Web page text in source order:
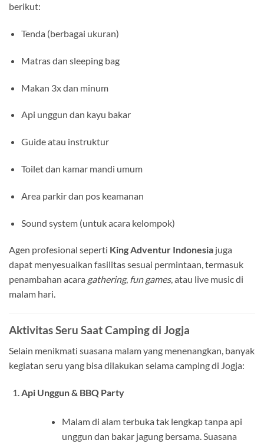
berikut:
Tenda (berbagai ukuran)
Matras dan sleeping bag
Makan 3x dan minum
Api unggun dan kayu bakar
Guide atau instruktur
Toilet dan kamar mandi umum
Area parkir dan pos keamanan
Sound system (untuk acara kelompok)
Agen profesional seperti King Adventur Indonesia juga
dapat menyesuaikan fasilitas sesuai permintaan, termasuk
penambahan acara gathering, fun games, atau live music di
malam hari.
Aktivitas Seru Saat Camping di Jogja
Selain menikmati suasana malam yang menenangkan, banyak
kegiatan seru yang bisa dilakukan selama camping di Jogja:
Api Unggun & BBQ Party
Malam di alam terbuka tak lengkap tanpa api
unggun dan bakar jagung bersama. Suasana